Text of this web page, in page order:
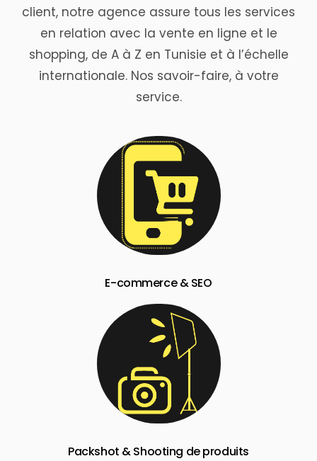
client, notre agence assure tous les services
en relation avec la vente en ligne et le
shopping, de A à Z en Tunisie et à l’échelle
internationale. Nos savoir-faire, à votre
service.
E-commerce & SEO
Packshot & Shooting de produits